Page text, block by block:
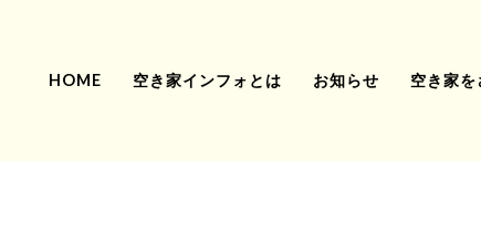
HOME 空き家インフォとは お知らせ 空き家を